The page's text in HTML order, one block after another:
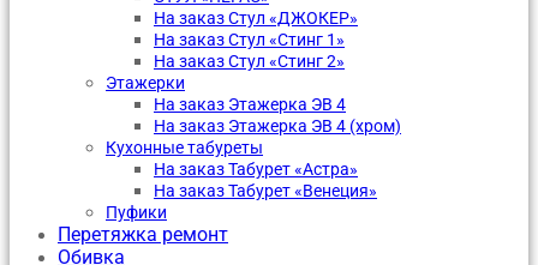
На заказ Стул «ДЖОКЕР»
На заказ Стул «Стинг 1»
На заказ Стул «Стинг 2»
Этажерки
На заказ Этажерка ЭВ 4
На заказ Этажерка ЭВ 4 (хром)
Кухонные табуреты
На заказ Табурет «Астра»
На заказ Табурет «Венеция»
Пуфики
Перетяжка ремонт
Обивка